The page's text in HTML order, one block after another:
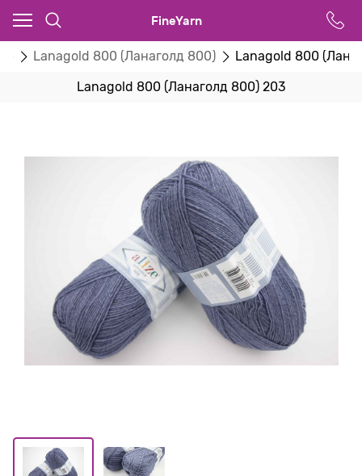
FineYarn
Lanagold 800 (Ланаголд 800) Lanagold 800
Lanagold 800 (Ланаголд 800) 203